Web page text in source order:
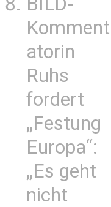
Komment
atorin
Ruhs
fordert
„Festung
Europa“:
„Es geht
nicht